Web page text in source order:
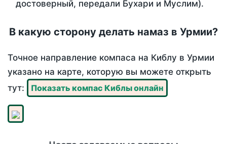
достоверный, передали Бухари и Муслим).
В какую сторону делать намаз в Урмии?
Точное направление компаса на Киблу в Урмии
указано на карте, которую вы можете открыть
тут:
Показать компас Киблы онлайн